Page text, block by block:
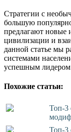
Стратегии с
большую
предлагают новые
цивилизации и
данной статье мы
системами
успешным
Похожие статьи:
Топ-3
Топ-3